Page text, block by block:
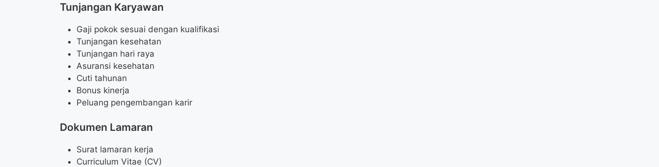
Tunjangan Karyawan
Gaji pokok sesuai dengan kualifikasi
Tunjangan kesehatan
Tunjangan hari raya
Asuransi kesehatan
Cuti tahunan
Bonus kinerja
Peluang pengembangan karir
Dokumen Lamaran
Surat lamaran kerja
Curriculum Vitae (CV)